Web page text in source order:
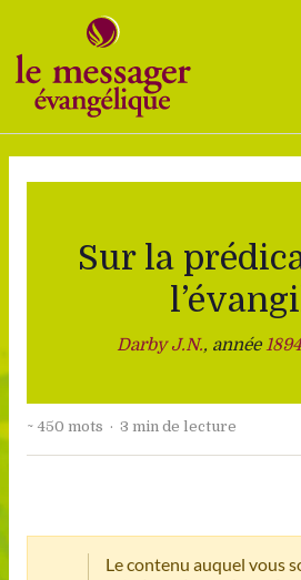
contenu
Sur la
Darby J.N., année1894
~ 450 mots · 3 min de lecture
Le contenu auquel vous